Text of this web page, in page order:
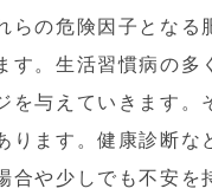
らの危険因子とな
す。生活習慣病の
を与えていきます
ります。健康診断
合や少しでも不安を